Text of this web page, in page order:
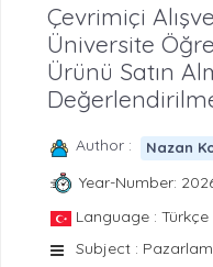
Çevrimiçi
Üniversite
Ürünü Satın
Author : Nazan
Year-Number:
Language : Türkçe
Subject :